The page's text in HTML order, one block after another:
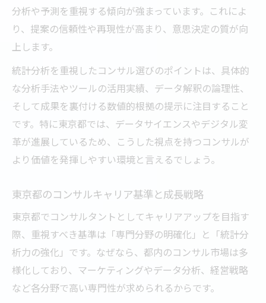
分析や予測を重視する傾向が強まっています。これによ
り、提案の信頼性や再現性が高まり、意思決定の質が向
上します。
統計分析を重視したコンサル選びのポイントは、具体的
な分析手法やツールの活用実績、データ解釈の論理性、
そして成果を裏付ける数値的根拠の提示に注目すること
です。特に東京都では、データサイエンスやデジタル変
革が進展しているため、こうした視点を持つコンサルが
より価値を発揮しやすい環境と言えるでしょう。
東京都のコンサルキャリア基準と成長戦略
東京都でコンサルタントとしてキャリアアップを目指す
際、重視すべき基準は「専門分野の明確化」と「統計分
析力の強化」です。なぜなら、都内のコンサル市場は多
様化しており、マーケティングやデータ分析、経営戦略
など各分野で高い専門性が求められるからです。